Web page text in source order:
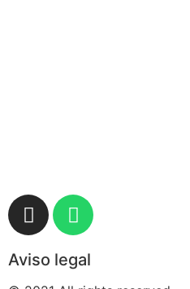
Aviso legal